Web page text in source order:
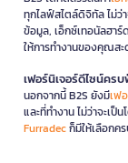
ทุกไลฟ์สไตล์ดิจิทัล ไม่ว่า
ข้อมูล, เอ็กซ์เทอนัลฮา
ให้การทำงานของคุณส
เฟอร์นิเจอร์ดีไซน์คร
นอกจากนี้ B2S ยังมีเฟ
และที่ทำงาน ไม่ว่าจะเป็
Furradecก็มีให้เลือกค